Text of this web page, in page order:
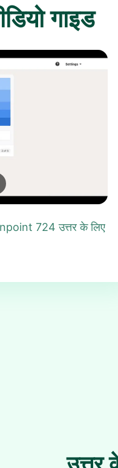
गाइड
724 उत्तर के लिए